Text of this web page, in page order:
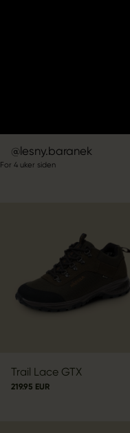
Innlegg
publisert
lesny.baranek
For 4 uker siden
Trail Lace GTX
219.95 EUR